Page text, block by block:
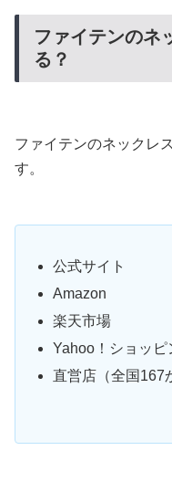
ファイテンのネ
る？
ファイテンのネックレ
す。
公式サイト
Amazon
楽天市場
Yahoo！ショッ
直営店（全国167